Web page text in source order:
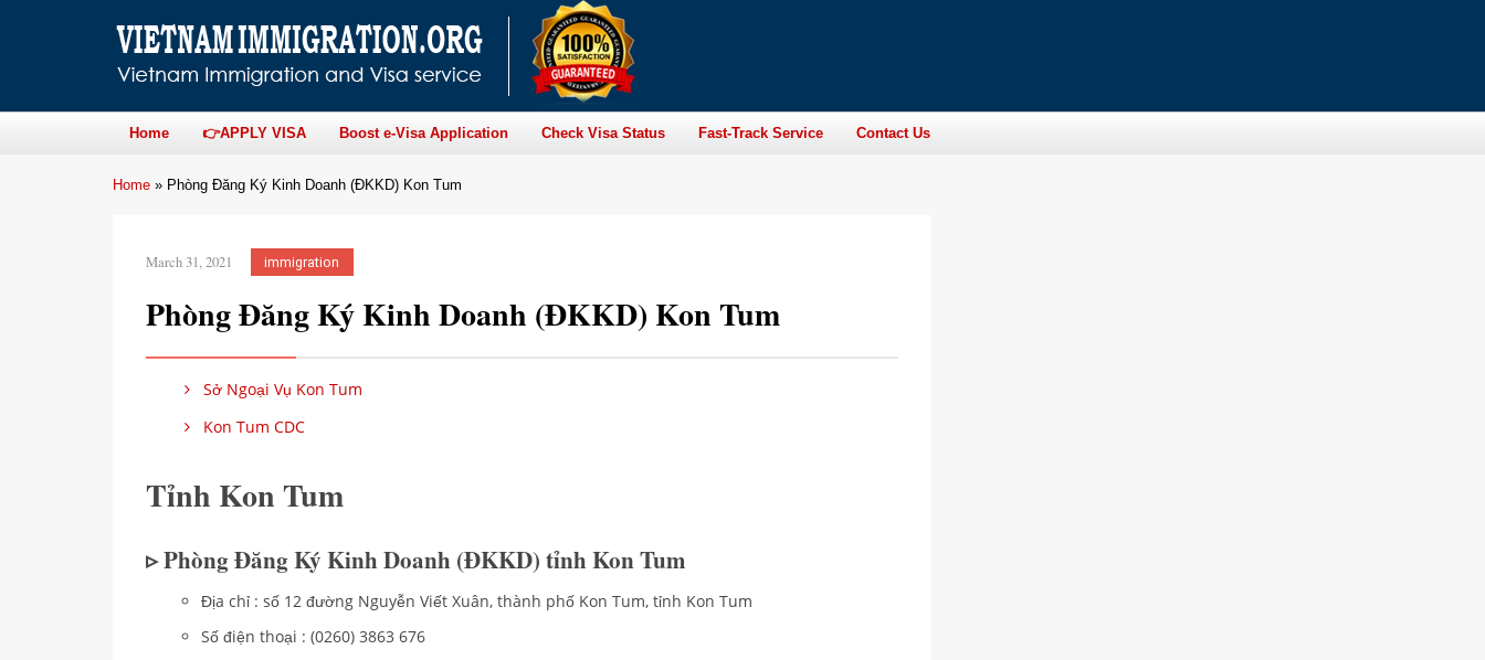
Home 👉APPLY VISA Boost e-Visa Application Check Visa Status Fast-Track Service Contact Us
Home » Phòng Đăng Ký Kinh Doanh (ĐKKD) Kon Tum
March 31, 2021 immigration
Phòng Đăng Ký Kinh Doanh (ĐKKD) Kon Tum
Sở Ngoại Vụ Kon Tum
Kon Tum CDC
Tỉnh Kon Tum
▹ Phòng Đăng Ký Kinh Doanh (ĐKKD) tỉnh Kon Tum
Địa chỉ : số 12 đường Nguyễn Viết Xuân, thành phố Kon Tum, tỉnh Kon Tum
Số điện thoại : (0260) 3863 676